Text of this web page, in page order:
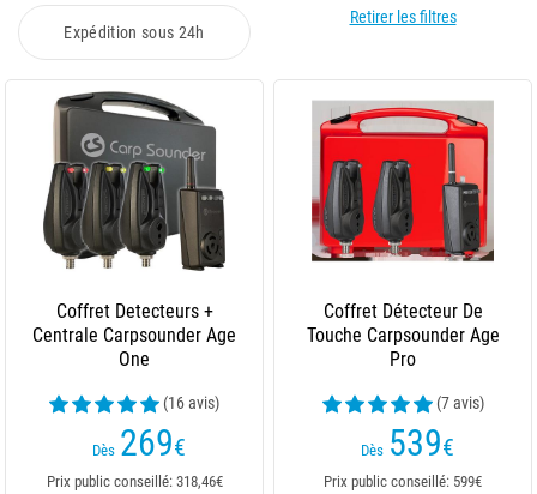
Expédition sous 24h
Retirer les filtres
Coffret Detecteurs +
Centrale Carpsounder Age
One
(16 avis)
Dès 269€
Prix public conseillé: 318,46€
Coffret Détecteur De
Touche Carpsounder Age
Pro
(7 avis)
Dès 539€
Prix public conseillé: 599€